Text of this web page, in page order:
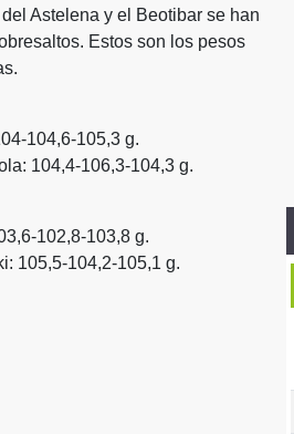
Astelena y el Beotibar se han
Estos son los pesos
104,6-105,3 g.
104,4-106,3-104,3 g.
102,8-103,8 g.
105,5-104,2-105,1 g.